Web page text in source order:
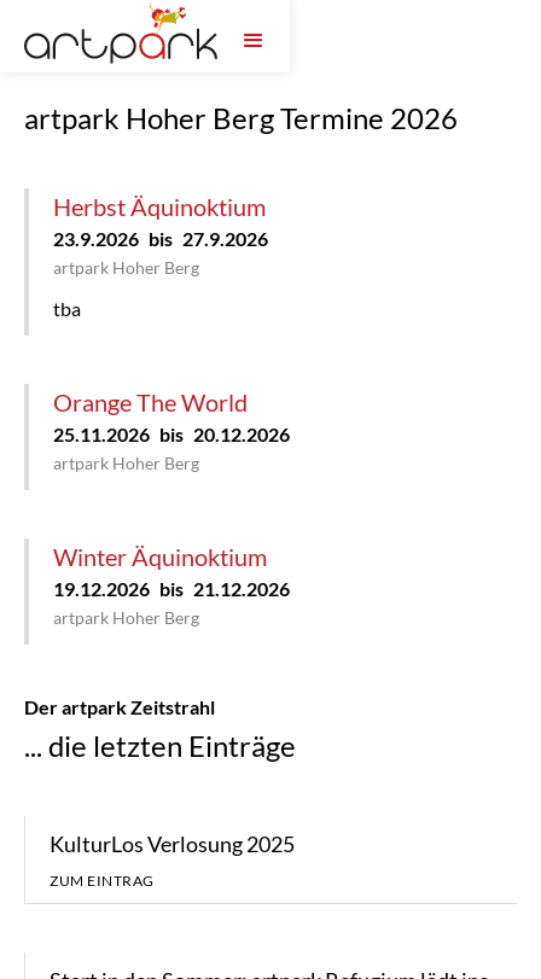
Kultur ->
artpark Hoher Berg Termine 2026
Herbst Äquinoktium
23.9.2026 bis 27.9.2026
artpark Hoher Berg
tba
Orange The World
25.11.2026 bis 20.12.2026
artpark Hoher Berg
Winter Äquinoktium
19.12.2026 bis 21.12.2026
artpark Hoher Berg
Der artpark Zeitstrahl
... die letzten Einträge
KulturLos Verlosung 2025
ZUM EINTRAG